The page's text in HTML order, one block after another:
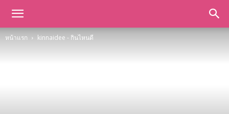
หน้าแรก kinnaidee - กินไหนดี